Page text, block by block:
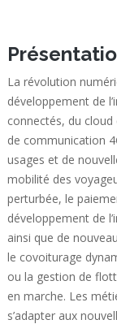
La révolution
développement de
connectés, du
de communication
usages et de
mobilité des
perturbée, le
développement de
ainsi que de
le covoiturage
ou la gestion de
en marche. Les
s’adapter aux